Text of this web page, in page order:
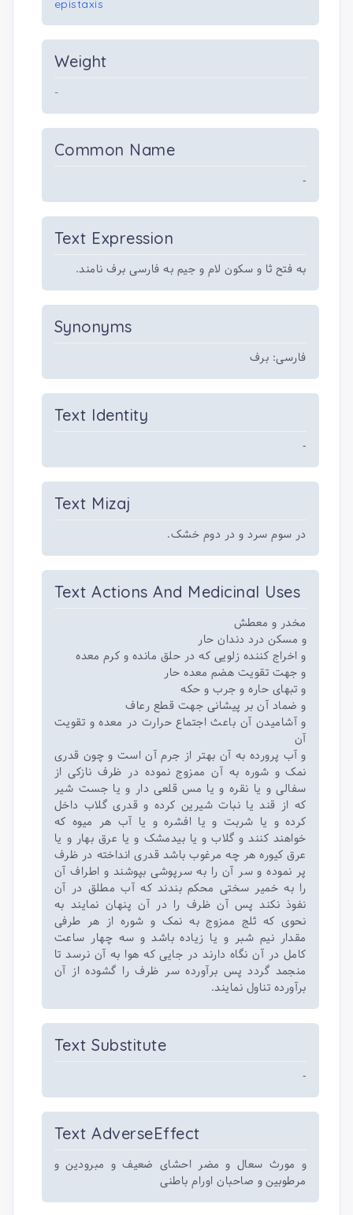
epistaxis
Weight
-
Common Name
-
Text Expression
به فتح ثا و سکون لام و جیم به فارسی برف نامند.
Synonyms
فارسی: برف
Text Identity
-
Text Mizaj
در سوم سرد و در دوم خشک.
Text Actions And Medicinal Uses
مخدر و معطش
و مسکن درد دندان حار
و اخراج کننده زلویی که در حلق مانده و کرم معده
و جهت تقویت هضم معده حار
و تبهای حاره و جرب و حکه
و ضماد آن بر پیشانی جهت قطع رعاف
و آشامیدن آن باعث اجتماع حرارت در معده و تقویت
آن
و آب پرورده به آن بهتر از جرم آن است و چون قدری
نمک و شوره به آن ممزوج نموده در ظرف نازکی از
سفالی و یا نقره و یا مس قلعی دار و یا جست شیر
که از قند یا نبات شیرین کرده و قدری گلاب داخل
کرده و یا شربت و یا افشره و یا آب هر میوه که
خواهند کنند و گلاب و یا بیدمشک و یا عرق بهار و یا
عرق کیوره هر چه مرغوب باشد قدری انداخته در ظرف
پر نموده و سر آن را به سرپوشی بپوشند و اطراف آن
را به خمیر سختی محکم بندند که آب مطلق در آن
نفوذ نکند پس آن ظرف را در آن پنهان نمایند به
نحوی که ثلج ممزوج به نمک و شوره از هر طرفی
مقدار نیم شبر و یا زیاده باشد و سه چهار ساعت
کامل در آن نگاه دارند در جایی که هوا به آن نرسد تا
منجمد گردد پس برآورده سر ظرف را گشوده از آن
برآورده تناول نمایند.
Text Substitute
-
Text AdverseEffect
و مورث سعال و مضر احشای ضعیف و مبرودین و
مرطوبین و صاحبان اورام باطنی